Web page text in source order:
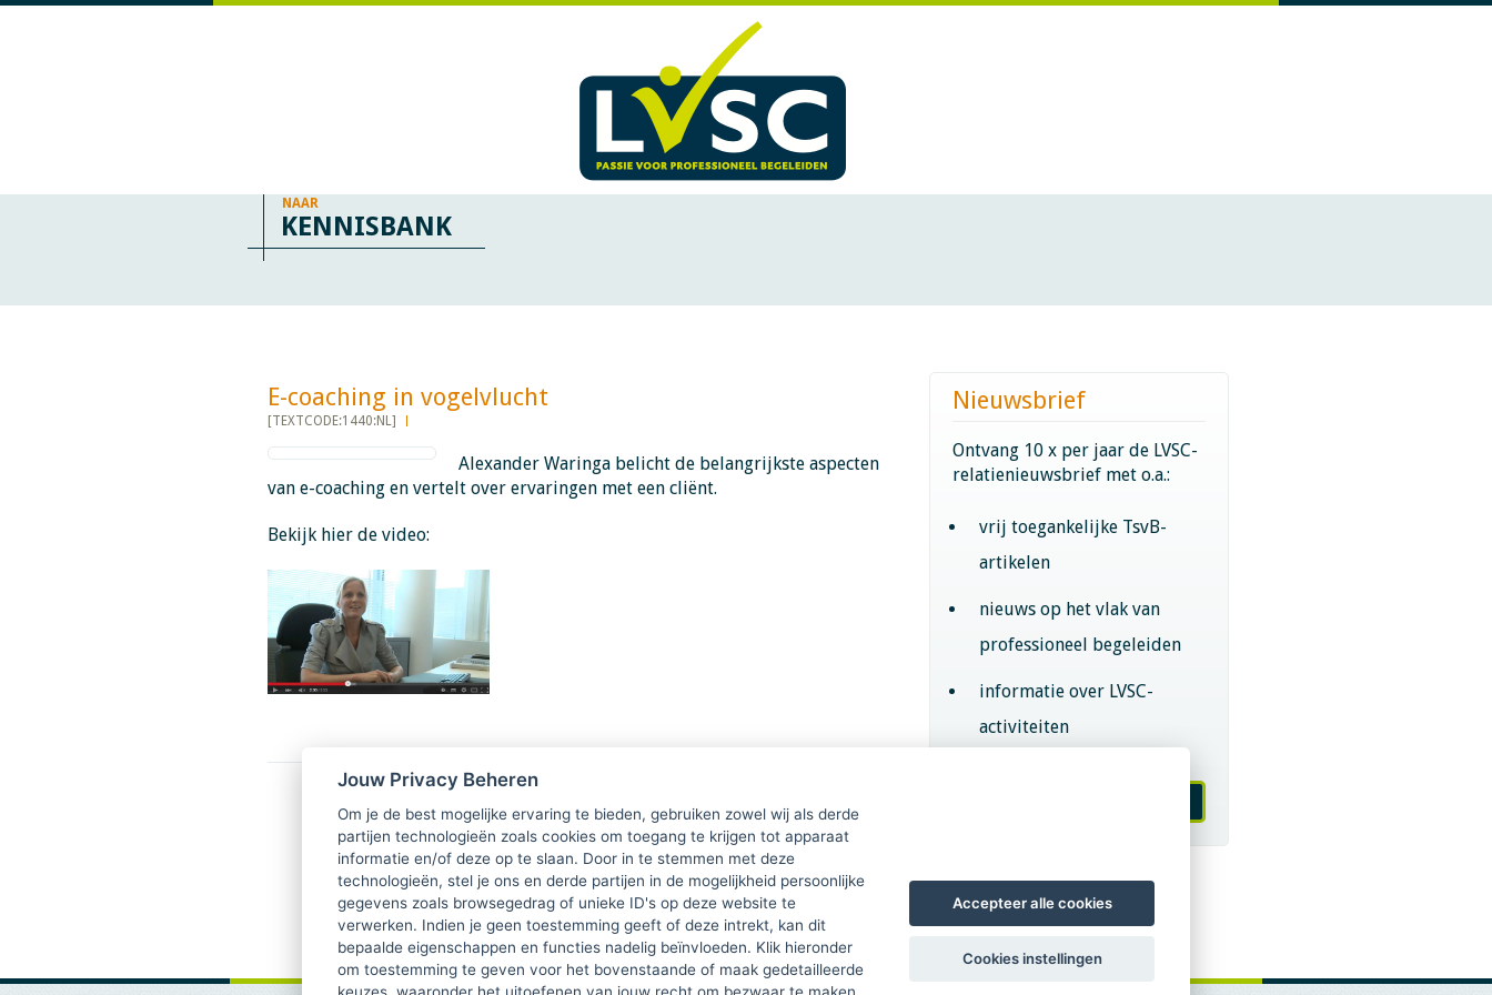
NAAR
KENNISBANK
E-coaching in vogelvlucht ​​​​​​
[TEXTCODE:1440:NL]
Alexander Waringa belicht de belangrijkste aspecten
van e-coaching en vertelt over ervaringen met een cliënt.
Bekijk hier de video:
Nieuwsbrief
Ontvang 10 x per jaar de LVSC-
relatienieuwsbrief met o.a.:
vrij toegankelijke TsvB-
artikelen
nieuws op het vlak van
professioneel begeleiden
informatie over LVSC-
activiteiten
Jouw Privacy Beheren
Om je de best mogelijke ervaring te bieden, gebruiken zowel wij als derde
partijen technologieën zoals cookies om toegang te krijgen tot apparaat
informatie en/of deze op te slaan. Door in te stemmen met deze
technologieën, stel je ons en derde partijen in de mogelijkheid persoonlijke
gegevens zoals browsegedrag of unieke ID's op deze website te
verwerken. Indien je geen toestemming geeft of deze intrekt, kan dit
bepaalde eigenschappen en functies nadelig beïnvloeden. Klik hieronder
om toestemming te geven voor het bovenstaande of maak gedetailleerde
Accepteer alle cookies
Cookies instellingen